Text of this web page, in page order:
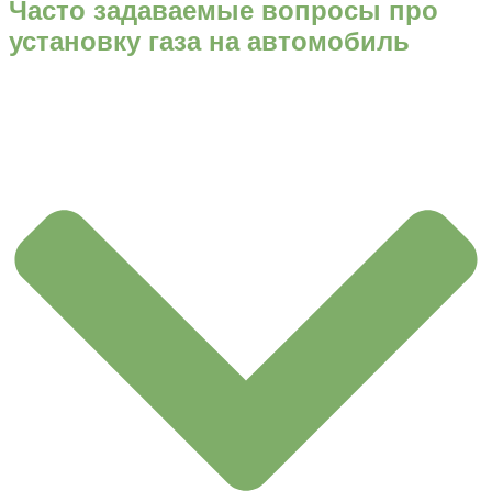
Часто задаваемые вопросы про
установку газа на автомобиль